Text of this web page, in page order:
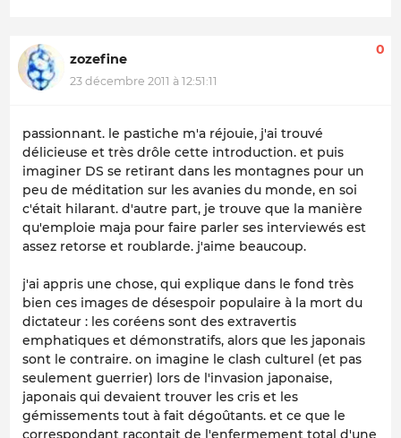
zozefine
23 décembre 2011 à 12:51:11
0
passionnant. le pastiche m'a réjouie, j'ai trouvé
délicieuse et très drôle cette introduction. et puis
imaginer DS se retirant dans les montagnes pour un
peu de méditation sur les avanies du monde, en soi
c'était hilarant. d'autre part, je trouve que la manière
qu'emploie maja pour faire parler ses interviewés est
assez retorse et roublarde. j'aime beaucoup.
j'ai appris une chose, qui explique dans le fond très
bien ces images de désespoir populaire à la mort du
dictateur : les coréens sont des extravertis
emphatiques et démonstratifs, alors que les japonais
sont le contraire. on imagine le clash culturel (et pas
seulement guerrier) lors de l'invasion japonaise,
japonais qui devaient trouver les cris et les
gémissements tout à fait dégoûtants. et ce que le
correspondant racontait de l'enfermement total d'une